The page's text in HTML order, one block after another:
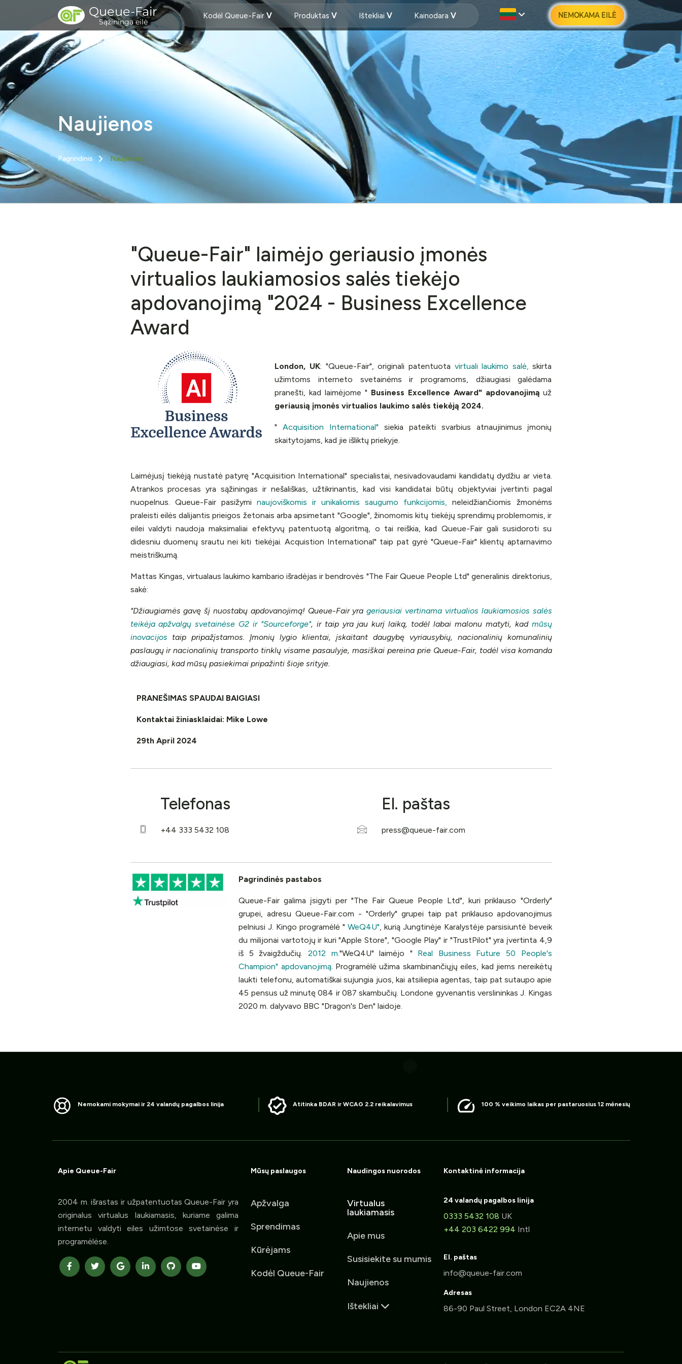
Queue-Fair
Sąžininga eilė
Kodėl Queue-Fair Produktas Ištekliai Kainodara NEMOKAMA EILĖ
Naujienos
Pagrindinis Naujienos
"Queue-Fair" laimėjo geriausio įmonės
virtualios laukiamosios salės tiekėjo
apdovanojimą "2024 - Business Excellence
Award
London, UK: "Queue-Fair", originali patentuota virtuali laukimo salė, skirta
užimtoms interneto svetainėms ir programoms, džiaugiasi galėdama
pranešti, kad laimėjome " Business Excellence Award" apdovanojimą už
geriausią įmonės virtualios laukimo salės tiekėją 2024.
"Acquisition International" siekia pateikti svarbius atnaujinimus įmonių
skaitytojams, kad jie išliktų priekyje.
Laimėjusį tiekėją nustatė patyrę "Acquisition International" specialistai, nesivadovaudami kandidatų dydžiu ar vieta.
Atrankos procesas yra sąžiningas ir nešališkas, užtikrinantis, kad visi kandidatai būtų objektyviai įvertinti pagal
nuopelnus. Queue-Fair pasižymi naujoviškomis ir unikaliomis saugumo funkcijomis,
neleidžiančiomis žmonėms
praleisti eilės dalijantis prieigos žetonais arba apsimetant "Google", žinomomis kitų tiekėjų sprendimų problemomis, ir
eilei valdyti naudoja maksimaliai efektyvų patentuotą algoritmą, o tai reiškia, kad Queue-Fair gali susidoroti su
didesniu duomenų srautu nei kiti tiekėjai. Acquistion International" taip pat gyrė "Queue-Fair" klientų aptarnavimo
meistriškumą.
Mattas Kingas, virtualaus laukimo kambario išradėjas ir bendrovės "The Fair Queue People Ltd" generalinis direktorius,
sakė:
"Džiaugiamės gavę šį nuostabų apdovanojimą! Queue-Fair yrageriausiai vertinama virtualios laukiamosios salės
teikėja apžvalgų svetainėse G2 ir "Sourceforge", ir taip yra jau kurį laiką, todėl labai malonu matyti, kad mūsų
inovacijos taip pripažįstamos. Įmonių lygio klientai, įskaitant daugybę vyriausybių, nacionalinių komunalinių
paslaugų ir nacionalinių transporto tinklų visame pasaulyje, masiškai pereina prie Queue-Fair, todėl visa komanda
džiaugiasi, kad mūsų pasiekimai pripažinti šioje srityje.
PRANEŠIMAS SPAUDAI BAIGIASI
Kontaktai žiniasklaidai: Mike Lowe
29th April 2024
Telefonas El. paštas
Pagrindinės pastabos
Queue-Fair galima įsigyti per "The Fair Queue People Ltd", kuri priklauso "Orderly"
grupei, adresu Queue-Fair.com - "Orderly" grupei taip pat priklauso apdovanojimus
pelniusi J. Kingo programėlė "WeQ4U" , kurią Jungtinėje Karalystėje parsisiuntė beveik
du milijonai vartotojų ir kuri "Apple Store", "Google Play" ir "TrustPilot" yra įvertinta 4,9
iš 5 žvaigždučių. 2012 m. "WeQ4U" laimėjo " Real Business Future 50 People's
Champion" apdovanojimą. Programėlė užima skambinančiųjų eiles, kad jiems nereikėtų
laukti telefonu, automatiškai sujungia juos, kai atsiliepia agentas, taip pat sutaupo apie
45 pensus už minutę 084 ir 087 skambučių. Londone gyvenantis verslininkas J. Kingas
2020 m. dalyvavo BBC "Dragon's Den" laidoje.
Nemokami mokymai ir 24 valandų pagalbos linija Atitinka BDAR ir WCAG 2.2 reikalavimus 100 % veikimo laikas per pastaruosius 12 mėnesių
Apie Queue-Fair
2004 m. išrastas ir užpatentuotas Queue-Fair yra
originalus virtualus laukiamasis, kuriame galima
internetu valdyti eiles užimtose svetainėse ir
programėlėse.
Mūsų paslaugos
Apžvalga
Sprendimas
Kūrėjams
Kodėl Queue-Fair
Naudingos nuorodos
Virtualus
laukiamasis
Apie mus
Susisiekite su mumis
Naujienos
Ištekliai
Kontaktinė informacija
24 valandų pagalbos linija
0333 5432 108 UK
+44 203 6422 994 Intl
El. paštas
Adresas
86-90 Paul Street, London EC2A 4NE